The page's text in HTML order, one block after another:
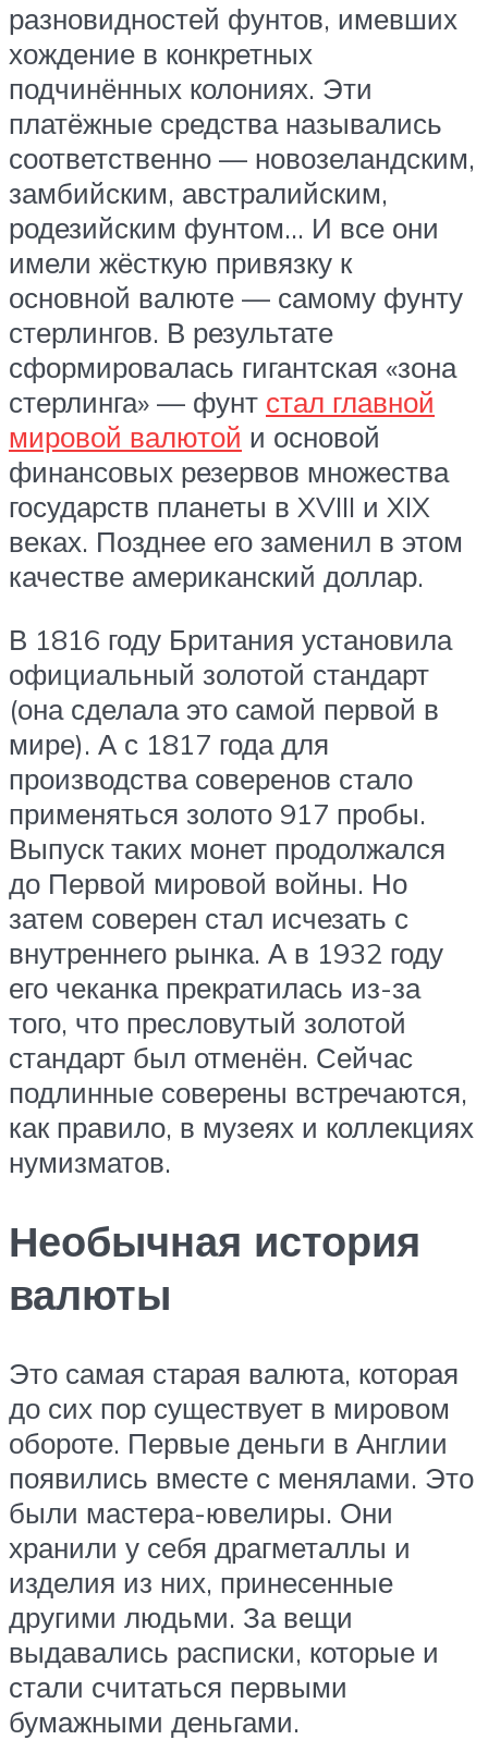
разновидностей фунтов, имевших
хождение в конкретных
подчинённых колониях. Эти
платёжные средства назывались
соответственно — новозеландским,
замбийским, австралийским,
родезийским фунтом… И все они
имели жёсткую привязку к
основной валюте — самому фунту
стерлингов. В результате
сформировалась гигантская «зона
стерлинга» — фунт стал главной
мировой валютой и основой
финансовых резервов множества
государств планеты в XVIII и XIX
веках. Позднее его заменил в этом
качестве американский доллар.
В 1816 году Британия установила
официальный золотой стандарт
(она сделала это самой первой в
мире). А с 1817 года для
производства соверенов стало
применяться золото 917 пробы.
Выпуск таких монет продолжался
до Первой мировой войны. Но
затем соверен стал исчезать с
внутреннего рынка. А в 1932 году
его чеканка прекратилась из-за
того, что пресловутый золотой
стандарт был отменён. Сейчас
подлинные соверены встречаются,
как правило, в музеях и коллекциях
нумизматов.
Необычная история
валюты
Это самая старая валюта, которая
до сих пор существует в мировом
обороте. Первые деньги в Англии
появились вместе с менялами. Это
были мастера-ювелиры. Они
хранили у себя драгметаллы и
изделия из них, принесенные
другими людьми. За вещи
выдавались расписки, которые и
стали считаться первыми
бумажными деньгами.